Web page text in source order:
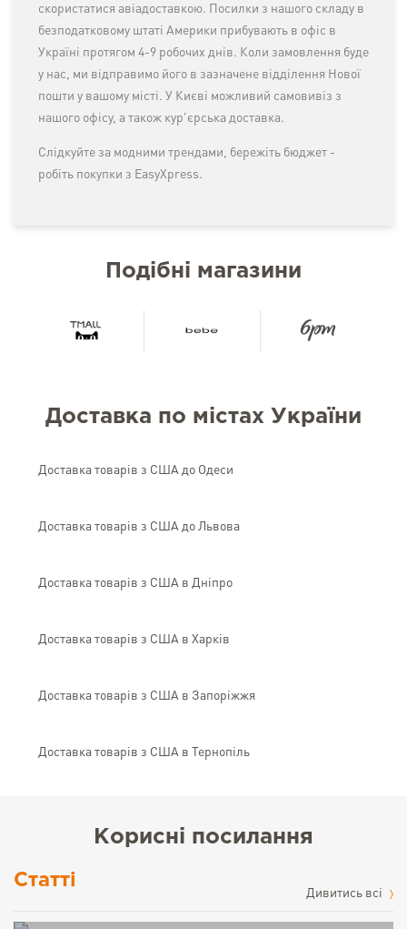
скористатися авіадоставкою. Посилки з нашого складу в
безподатковому штаті Америки прибувають в офіс в
Україні протягом 4-9 робочих днів. Коли замовлення буде
у нас, ми відправимо його в зазначене відділення Нової
пошти у вашому місті. У Києві можливий самовивіз з
нашого офісу, а також кур'єрська доставка.
Слідкуйте за модними трендами, бережіть бюджет -
робіть покупки з EasyXpress.
Подібні магазини
Доставка по містах України
Доставка товарів з США до Одеси
Доставка товарів з США до Львова
Доставка товарів з США в Дніпро
Доставка товарів з США в Харків
Доставка товарів з США в Запоріжжя
Доставка товарів з США в Тернопіль
Корисні посилання
Статті
Дивитись всі